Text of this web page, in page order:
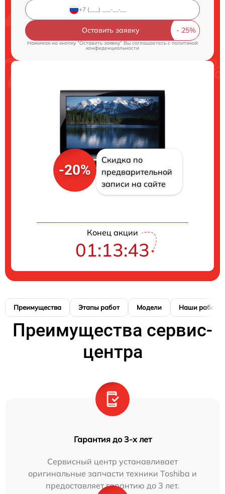
Оставить заявку
Нажимая на кнопку "Оставить заявку" Вы соглашаетесь cполитикой
конфиденциальности
-20%
Скидка по
предварительной
записи на сайте
Конец акции
01:13:42
Преимущества Этапы работ Модели Наши работы
Преимущества сервис-
центра
Гарантия до 3-х лет
Сервисный центр устанавливает
оригинальные запчасти техники Toshiba и
предоставляет гарантию до 3 лет.